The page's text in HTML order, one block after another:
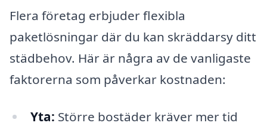
Flera företag erbjuder flexibla
paketlösningar där du kan skräddarsy ditt
städbehov. Här är några av de vanligaste
faktorerna som påverkar kostnaden:
Yta: Större bostäder kräver mer tid